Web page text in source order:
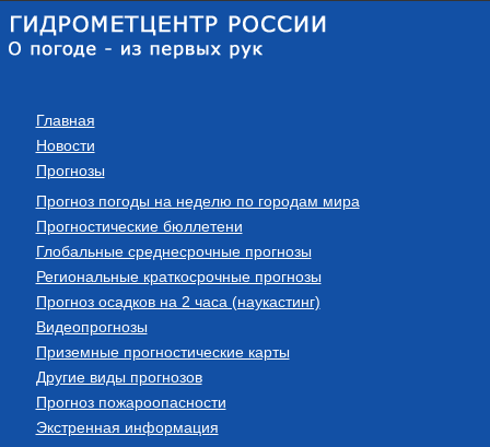
Главная
Новости
Прогнозы
Прогноз погоды на неделю по городам мира
Прогностические бюллетени
Глобальные среднесрочные прогнозы
Региональные краткосрочные прогнозы
Прогноз осадков на 2 часа (наукастинг)
Видеопрогнозы
Приземные прогностические карты
Другие виды прогнозов
Прогноз пожароопасности
Экстренная информация